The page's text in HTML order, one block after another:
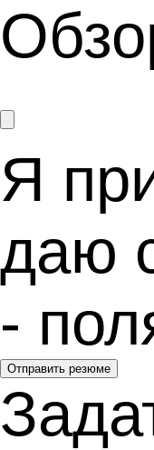
Я
даю
-
Отправить резюме